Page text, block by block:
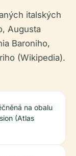
italských
Augusta
Baroniho,
(Wikipedia).
na obalu
(Atlas